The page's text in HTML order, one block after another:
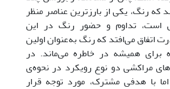
رنگ، یکی از بارزترین عناصر منظر
است، تداوم و حضور رنگ در این
اتفاق می‌افتد که رنگ به‌عنوان اولین
برای همیشه در خاطره می‌ماند. در
مراکشی دو نوع رویکرد در نحوه‌ی
با هدفی مشترک، مورد توجه قرار